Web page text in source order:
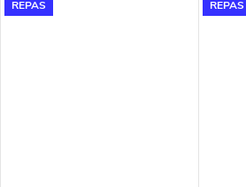
S40,
REPAS REPAS